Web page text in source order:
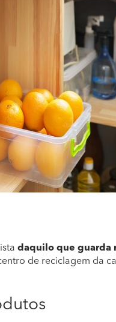
daquilo que guarda
de reciclagem da